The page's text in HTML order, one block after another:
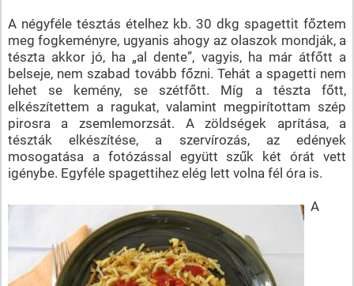
A négyféle tésztás ételhez kb. 30 dkg spagettit főztem
meg fogkeményre, ugyanis ahogy az olaszok mondják, a
tészta akkor jó, ha „al dente”, vagyis, ha már átfőtt a
belseje, nem szabad tovább főzni. Tehát a spagetti nem
lehet se kemény, se szétfőtt. Míg a tészta főtt,
elkészítettem a ragukat, valamint megpirítottam szép
pirosra a zsemlemorzsát. A zöldségek aprítása, a
tészták elkészítése, a szervírozás, az edények
mosogatása a fotózással együtt szűk két órát vett
igénybe. Egyféle spagettihez elég lett volna fél óra is.
A